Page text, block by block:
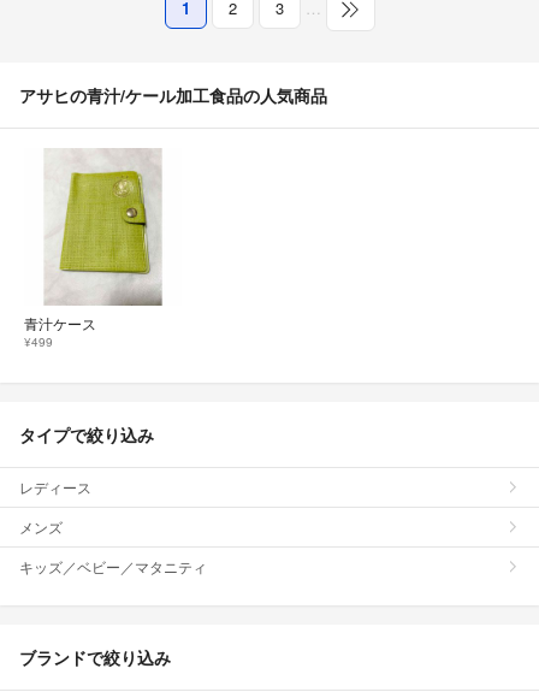
1 2 3 …
アサヒの青汁/ケール加工食品の人気商品
青汁ケース
¥499
タイプで絞り込み
レディース
メンズ
キッズ／ベビー／マタニティ
ブランドで絞り込み